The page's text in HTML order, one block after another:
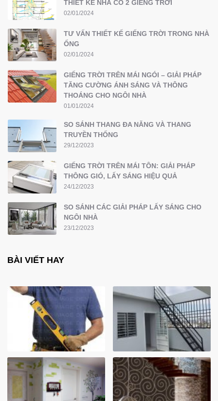
THIẾT KẾ NHÀ CÓ 2 GIẾNG TRỜI
02/01/2024
TƯ VẤN THIẾT KẾ GIẾNG TRỜI TRONG NHÀ
ỐNG
02/01/2024
GIẾNG TRỜI TRÊN MÁI NGÓI – GIẢI PHÁP
TĂNG CƯỜNG ÁNH SÁNG VÀ THÔNG
THOÁNG CHO NGÔI NHÀ
01/01/2024
SO SÁNH THANG ĐA NĂNG VÀ THANG
TRUYỀN THỐNG
29/12/2023
GIẾNG TRỜI TRÊN MÁI TÔN: GIẢI PHÁP
THÔNG GIÓ, LẤY SÁNG HIỆU QUẢ
24/12/2023
SO SÁNH CÁC GIẢI PHÁP LẤY SÁNG CHO
NGÔI NHÀ
23/12/2023
BÀI VIẾT HAY